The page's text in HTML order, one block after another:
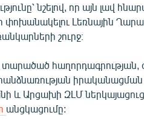
նշելով, որ այն լավ
փոխանակելու Լեռնային
շուրջ։
հաղորդագրության,
իրականացման
և Արցախի ԶԼՄ
անցկացումը: